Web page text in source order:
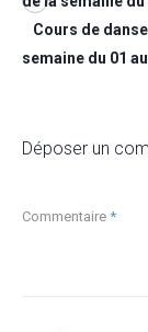
Cours de
semaine du 01
Déposer un
Commentaire *